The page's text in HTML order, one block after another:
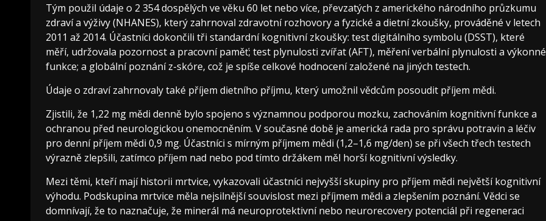
Tým použil údaje o 2 354 dospělých ve věku 60 let nebo více, převzatých z amerického národního průzkumu
zdraví a výživy (NHANES), který zahrnoval zdravotní rozhovory a fyzické a dietní zkoušky, prováděné v letech
2011 až 2014. Účastníci dokončili tři standardní kognitivní zkoušky: test digitálního symbolu (DSST), které
měří, udržovala pozornost a pracovní paměť; test plynulosti zvířat (AFT), měření verbální plynulosti a výkonné
funkce; a globální poznání z-skóre, což je spíše celkové hodnocení založené na jiných testech.
Údaje o zdraví zahrnovaly také příjem dietního příjmu, který umožnil vědcům posoudit příjem mědi.
Zjistili, že 1,22 mg mědi denně bylo spojeno s významnou podporou mozku, zachováním kognitivní funkce a
ochranou před neurologickou onemocněním. V současné době je americká rada pro správu potravin a léčiv
pro denní příjem mědi 0,9 mg. Účastníci s mírným příjmem mědi (1,2–1,6 mg/den) se při všech třech testech
výrazně zlepšili, zatímco příjem nad nebo pod tímto držákem měl horší kognitivní výsledky.
Mezi těmi, kteří mají historii mrtvice, vykazovali účastníci nejvyšší skupiny pro příjem mědi největší kognitivní
výhodu. Podskupina mrtvice měla nejsilnější souvislost mezi příjmem mědi a zlepšením poznání. Vědci se
domnívají, že to naznačuje, že minerál má neuroprotektivní nebo neurorecovery potenciál při regeneraci